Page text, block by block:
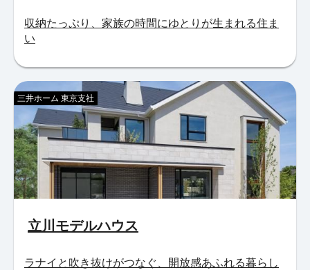
収納たっぷり、家族の時間にゆとりが生まれる住ま
い
立川モデルハウス
三井ホーム 東京支社
ラナイと吹き抜けがつなぐ、開放感あふれる暮らし